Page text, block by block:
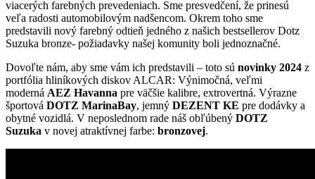
viacerých farebných prevedeniach. Sme presvedčení, že prinesú
veľa radosti automobilovým nadšencom. Okrem toho sme
predstavili nový farebný odtieň jedného z našich bestsellerov Dotz
Suzuka bronze- požiadavky našej komunity boli jednoznačné.
Dovoľte nám, aby sme vám ich predstavili – toto sú novinky 2024 z
portfólia hliníkových diskov ALCAR: Výnimočná, veľmi
moderná AEZ Havanna pre väčšie kalibre, extrovertná. Výrazne
športová DOTZ MarinaBay, jemný DEZENT KE pre dodávky a
obytné vozidlá. V neposlednom rade náš obľúbený DOTZ
Suzuka v novej atraktívnej farbe: bronzovej.